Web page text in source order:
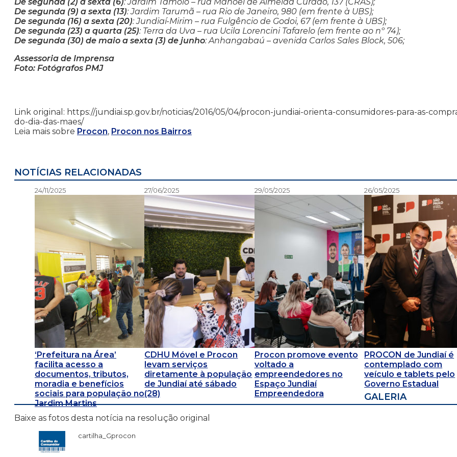
De segunda (9) a sexta (13): Jardim Tarumã – rua Rio de Janeiro, 980 (em frente à UBS);
De segunda (16) a sexta (20): Jundiaí-Mirim – rua Fulgêncio de Godoi, 67 (em frente à UBS);
De segunda (23) a quarta (25): Terra da Uva – rua Ucila Lorencini Tafarelo (em frente ao nº 74);
De segunda (30) de maio a sexta (3) de junho: Anhangabaú – avenida Carlos Sales Block, 506;
Assessoria de Imprensa
Foto: Fotógrafos PMJ
Link original: https://jundiai.sp.gov.br/noticias/2016/05/04/procon-jundiai-orienta-consumidores-para-as-
do-dia-das-maes/
Leia mais sobre Procon, Procon nos Bairros
NOTÍCIAS RELACIONADAS
24/11/2025
‘Prefeitura na Área’
facilita acesso a
documentos, tributos,
moradia e benefícios
sociais para população no
Jardim Martins
27/06/2025
CDHU Móvel e Procon
levam serviços
diretamente à população
de Jundiaí até sábado
(28)
29/05/2025
Procon promove evento
voltado a
empreendedores no
Espaço Jundiaí
Empreendedora
26/05/2025
PROCON de Jundiaí é
contemplado com
veículo e tablets pelo
Governo Estadual
GALERIA
Baixe as fotos desta notícia na resolução original
cartilha_Gprocon